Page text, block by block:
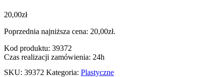
20,00zł
Poprzednia najniższa cena: 20,00zł.
Kod produktu: 39372
Czas realizacji zamówienia: 24h
SKU: 39372 Kategoria: Plastyczne